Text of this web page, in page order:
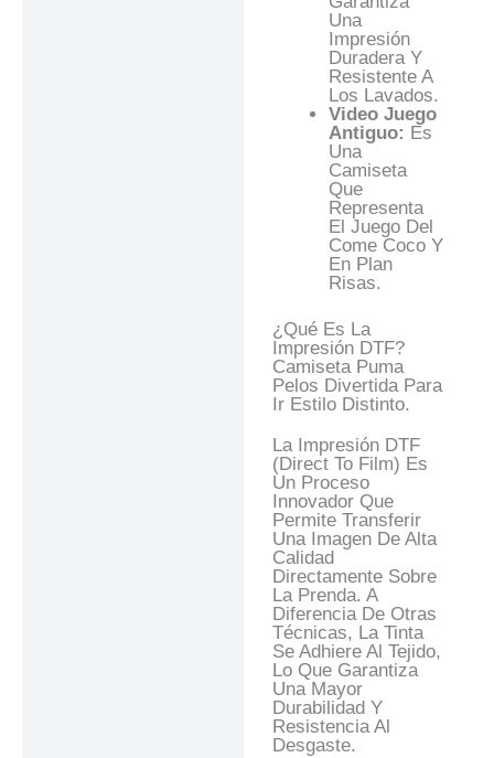
Una
Impresión
Duradera Y
Resistente A
Los Lavados.
Video Juego
Antiguo: Es
Una
Camiseta
Que
Representa
El Juego Del
Come Coco Y
En Plan
Risas.
¿Qué Es La
Impresión DTF?
Camiseta Puma
Pelos Divertida Para
Ir Estilo Distinto.
La Impresión DTF
(Direct To Film) Es
Un Proceso
Innovador Que
Permite Transferir
Una Imagen De Alta
Calidad
Directamente Sobre
La Prenda. A
Diferencia De Otras
Técnicas, La Tinta
Se Adhiere Al Tejido,
Lo Que Garantiza
Una Mayor
Durabilidad Y
Resistencia Al
Desgaste.